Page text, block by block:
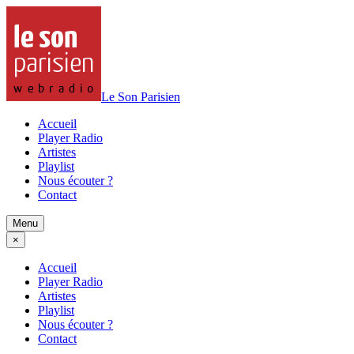
Le Son Parisien
Accueil
Player Radio
Artistes
Playlist
Nous écouter ?
Contact
Menu
×
Accueil
Player Radio
Artistes
Playlist
Nous écouter ?
Contact